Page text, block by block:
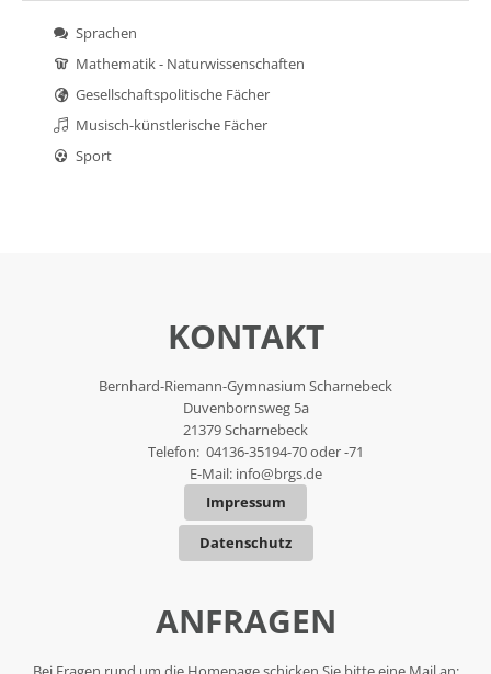
Sprachen
Mathematik - Naturwissenschaften
Gesellschaftspolitische Fächer
Musisch-künstlerische Fächer
Sport
KONTAKT
Bernhard-Riemann-Gymnasium Scharnebeck
Duvenbornsweg 5a
21379 Scharnebeck
Telefon: 04136-35194-70 oder -71
E-Mail: info@brgs.de
Impressum
Datenschutz
ANFRAGEN